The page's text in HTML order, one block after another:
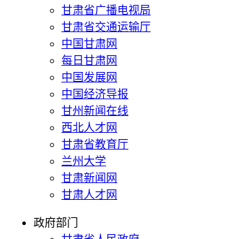
甘肃省广播电视局
甘肃省交通运输厅
中国甘肃网
每日甘肃网
中国发展网
中国经济导报
甘州新闻在线
西北人才网
甘肃省教育厅
兰州大学
甘肃新闻网
甘肃人才网
政府部门